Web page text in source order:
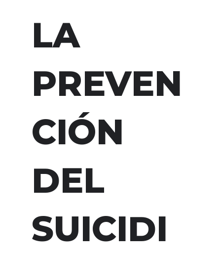
LA
PREVEN
CIÓN
DEL
SUICIDI